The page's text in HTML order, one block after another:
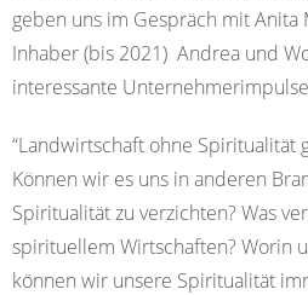
geben uns im Gespräch mit Anita
Inhaber (bis 2021) Andrea und
interessante
“Landwirtschaft ohne Spiritualität
Können wir es uns in anderen
Spiritualität zu verzichten? Was
spirituellem Wirtschaften? Worin
können wir unsere Spiritualität